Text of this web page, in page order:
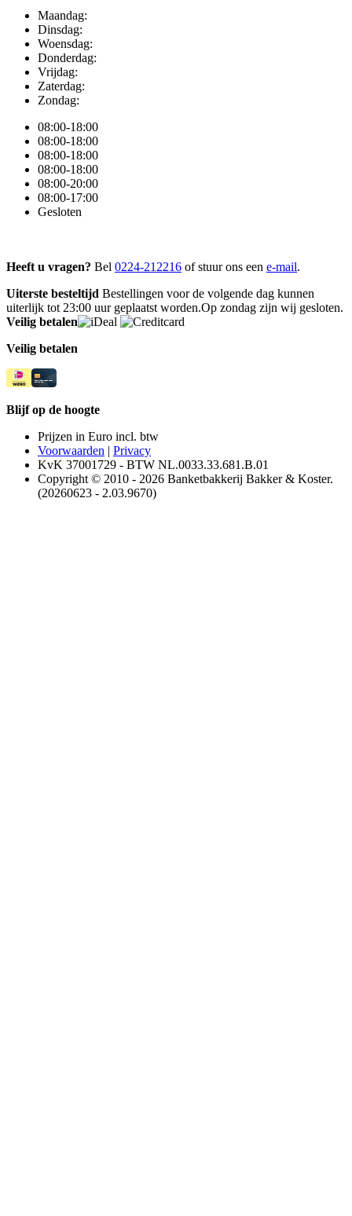
Maandag:
Dinsdag:
Woensdag:
Donderdag:
Vrijdag:
Zaterdag:
Zondag:
08:00-18:00
08:00-18:00
08:00-18:00
08:00-18:00
08:00-20:00
08:00-17:00
Gesloten
Heeft u vragen? Bel 0224-212216 of stuur ons een e-mail.
Uiterste besteltijd Bestellingen voor de volgende dag kunnen
uiterlijk tot 23:00 uur geplaatst worden.Op zondag zijn wij gesloten.
Veilig betalen
Veilig betalen
Blijf op de hoogte
Prijzen in Euro incl. btw
Voorwaarden | Privacy
KvK 37001729 - BTW NL.0033.33.681.B.01
Copyright © 2010 - 2026 Banketbakkerij Bakker & Koster.
(20260623 - 2.03.9670)